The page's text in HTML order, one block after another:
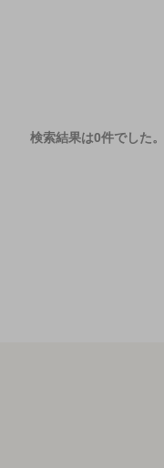
検索結果は0件でした。